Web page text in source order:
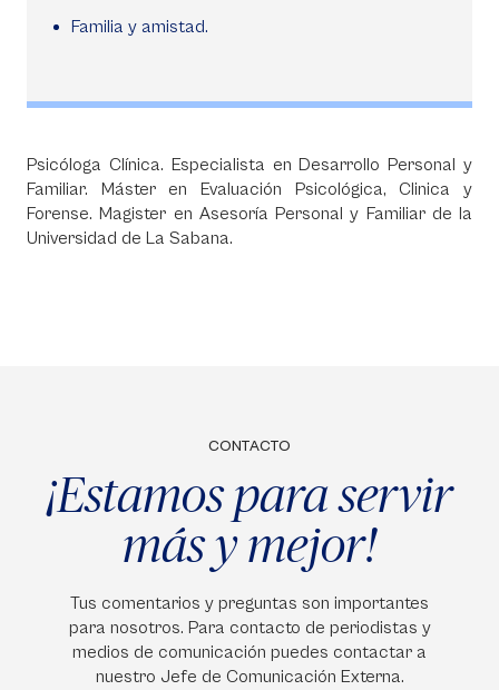
Familia y amistad.
Psicóloga Clínica. Especialista en Desarrollo Personal y
Familiar. Máster en Evaluación Psicológica, Clinica y
Forense. Magister en Asesoría Personal y Familiar de la
Universidad de La Sabana.
CONTACTO
¡Estamos para servir
más y mejor!
Tus comentarios y preguntas son importantes
para nosotros. Para contacto de periodistas y
medios de comunicación puedes contactar a
nuestro Jefe de Comunicación Externa.